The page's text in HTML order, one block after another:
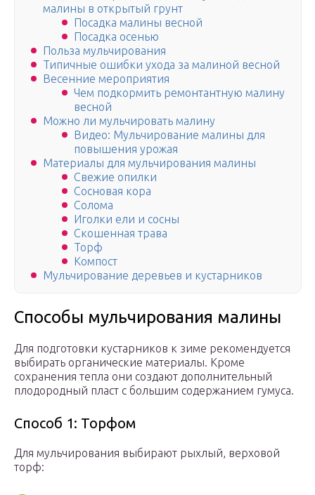
малины в открытый грунт
Посадка малины весной
Посадка осенью
Польза мульчирования
Типичные ошибки ухода за малиной весной
Весенние мероприятия
Чем подкормить ремонтантную малину
весной
Можно ли мульчировать малину
Видео: Мульчирование малины для
повышения урожая
Материалы для мульчирования малины
Свежие опилки
Сосновая кора
Солома
Иголки ели и сосны
Скошенная трава
Торф
Компост
Мульчирование деревьев и кустарников
Способы мульчирования малины
Для подготовки кустарников к зиме рекомендуется
выбирать органические материалы. Кроме
сохранения тепла они создают дополнительный
плодородный пласт с большим содержанием гумуса.
Способ 1: Торфом
Для мульчирования выбирают рыхлый, верховой
торф: